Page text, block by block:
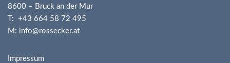
8600 – Bruck an der Mur
T: +43 664 58 72 495
M: info@rossecker.at
Impressum